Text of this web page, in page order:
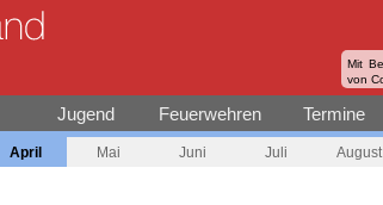
Mit
von
Jugend Feuerwehren Termine
April Mai Juni Juli August